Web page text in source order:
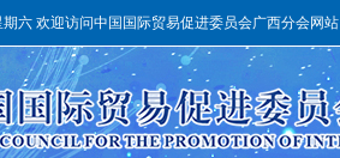
期六 欢迎访问中国国际贸易促进委员会广西分会网站